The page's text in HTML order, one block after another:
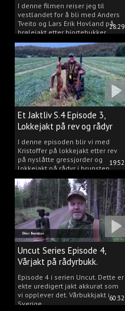
28:29
I denne filmen reiser jeg til
vestlandet for å bli med Anders
Tveito og Lars Erik Hovland på
brølejakt etter hjortebukker.
19:52
Et Jaktliv S.4 Episode 3,
Lokkejakt på rev og rådyr
2025.
I denne episoden blir vi med
Kristoffer på lokkejakt etter rev
på nyslåtte gressjorder og
lokkejakt på rådyr i brunsten.
60:32
Uncut Series Episode 4,
Vårjakt på rådyrbukk.
Episode 4 i serien Uncut. Dette er
ekte uredigert jakt akkurat som
vi opplever det. Vårbukkjakt i
Sverige.